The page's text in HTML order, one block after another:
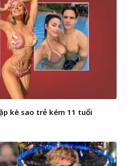
kè sao trẻ kém 11 tuổi